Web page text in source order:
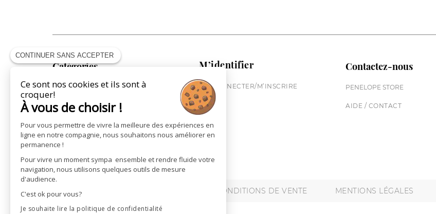
Catégories
COLLECTION CAVALIÈRE
COLLECTION CHEVAL
COLLECTION VILLE
ST JAMES X PÉNÉLOPE
LA MAROQUINERIE
M’identifier
ME CONNECTER/M’INSCRIRE
Contactez-nous
PENELOPE STORE
AIDE / CONTACT
REVENDEURS CONDITIONS DE VENTE MENTIONS LÉGALES
CONTINUER SANS ACCEPTER
Ce sont nos cookies et ils sont à
croquer!
À vous de choisir !
Pour vous permettre de vivre la meilleure des expériences en
ligne en notre compagnie, nous souhaitons nous améliorer en
permanence !
Pour vivre un moment sympa ensemble et rendre fluide votre
navigation, nous utilisons quelques outils de mesure
d'audience.
C'est ok pour vous?
Je souhaite lire la politique de confidentialité